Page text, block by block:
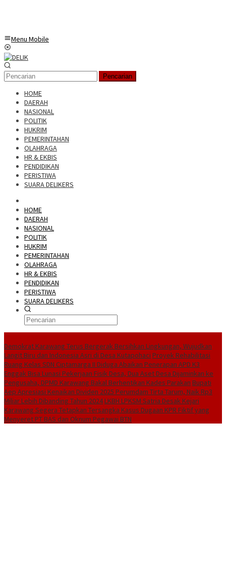
Menu Mobile
Pencarian
HOME
DAERAH
NASIONAL
POLITIK
HUKRIM
PEMERINTAHAN
OLAHRAGA
HR & EKBIS
PENDIDIKAN
PERISTIWA
SUARA DELIKERS
HOME
DAERAH
NASIONAL
POLITIK
HUKRIM
PEMERINTAHAN
OLAHRAGA
HR & EKBIS
PENDIDIKAN
PERISTIWA
SUARA DELIKERS
Demokrat Karawang Terus Bergerak Bersihkan Lingkungan, Wujudkan
Langit Biru dan Indonesia Asri di Desa Kutapohaci Proyek Rehabilitasi
Ruang Kelas SDN Ciptamarga II Diduga Abaikan Penerapan APD K3
Enggak Bisa Lunasi Pekerjaan Fisik Desa, Dua Aset Desa Dijaminkan ke
Pengusaha, DPMD Karawang Bakal Berhentikan Kades Parakan Bupati
Aep Apresiasi Kenaikan Dividen 2025 Perumdam Tirta Tarum, Naik Rp3
Miliar Lebih Dibanding Tahun 2024LKBH LPKSM Satria Desak Kejari
Karawang Segera Tetapkan Tersangka Kasus Dugaan KPR Fiktif yang
Menyeret PT BAS dan Oknum Pegawai BTN